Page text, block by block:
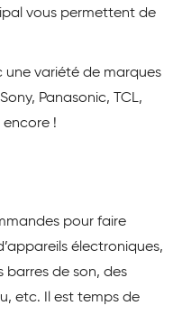
vous permettent de
une variété de marques
Panasonic, TCL,
encore !
pour faire
électroniques,
barres de son, des
etc. Il est temps de